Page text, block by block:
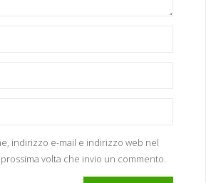
indirizzo e-mail e indirizzo web nel
volta che invio un commento.